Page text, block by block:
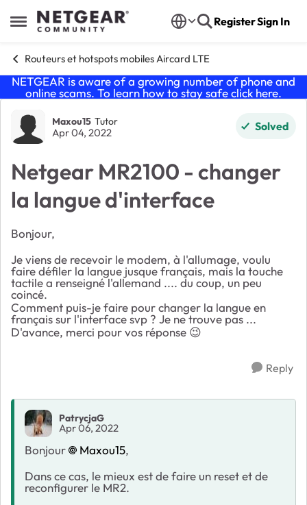
Open Side Menu
Skip to content RegisterSign In
Routeurs et hotspots mobiles Aircard LTE
NETGEAR is aware of a growing number of phone and
online scams. To learn how to stay safe click here.
Forum Discussion
Maxou15 Tutor
Apr 04, 2022 Solved
Netgear MR2100 - changer
la langue d'interface
Bonjour,
Je viens de recevoir le modem, à l'allumage, voulu
faire défiler la langue jusque français, mais la touche
tactile a renseigné l'allemand .... du coup, un peu
coincé.
Comment puis-je faire pour changer la langue en
français sur l'interface svp ? Je ne trouve pas ...
D'avance, merci pour vos réponse 😉
Reply
PatrycjaG
Apr 06, 2022
Bonjour Maxou15,
Dans ce cas, le mieux est de faire un reset et de
reconfigurer le MR2.